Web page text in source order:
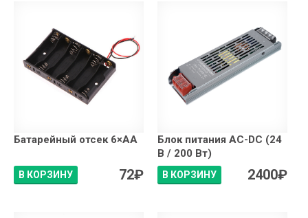
Батарейный отсек 6×АA
В КОРЗИНУ 72₽
Блок питания AC-DC (24
В / 200 Вт)
В КОРЗИНУ 2400₽